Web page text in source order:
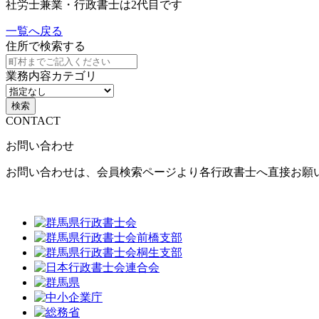
社労士兼業・行政書士は2代目です
一覧へ戻る
住所で検索する
業務内容カテゴリ
検索
CONTACT
お問い合わせ
お問い合わせは、会員検索ページより各行政書士へ直接お願